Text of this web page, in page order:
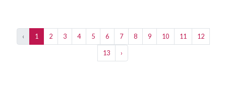
‹ 1 2 3 4 5 6 7 8 9 10 11 12
13 ›